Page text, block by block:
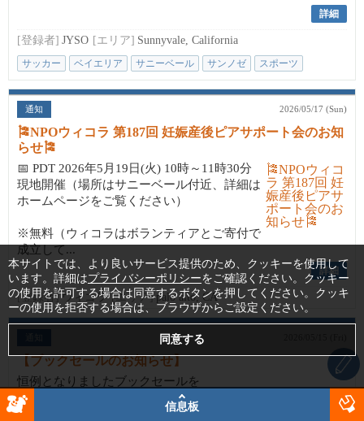
詳細
[登録者] JYSO [エリア] Sunnyvale, California
サッカー ベイエリア サニーベール サンノゼ スポーツ
通知 2026/05/17 (Sun)
🎏NPOウィコラ 第187回 妊娠産後ピアサポート会のお知
らせ🎏
📅 PDT 2026年5月19日(火) 10時～11時30分
現地開催（場所はサニーベール付近、詳細は
ホームページをご覧ください）
※無料（ウィコラはボランティアとご寄付で
成立して...
詳細
[登録者] ウィコラ [エリア] palo alto, CA
【ブックセールのお知らせ】
恒例となりましたブックセールを
Calabazas Brunch Library にて開催します。
今回も日本語の子ども向けの本
信息板
本サイトでは、より良いサービス提供のため、クッキーを使用して
います。詳細はプライバシーポリシーをご確認ください。クッキー
の使用を許可する場合は同意するボタンを押してください。クッキ
ーの使用を拒否する場合は、ブラウザからご設定ください。